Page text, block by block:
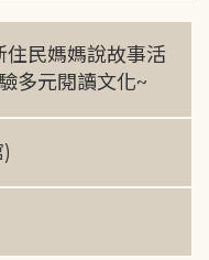
住民媽媽說故事活
多元閱讀文化~